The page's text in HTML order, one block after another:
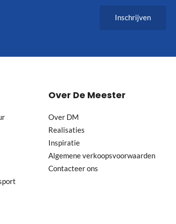
Inschrijven
Over De Meester
Over DM
Realisaties
Inspiratie
Algemene verkoopsvoorwaarden
Contacteer ons